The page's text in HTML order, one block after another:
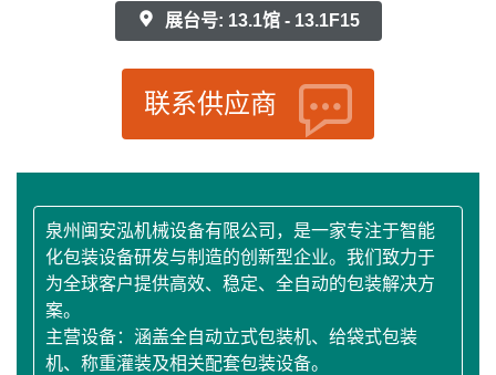
展台号: 13.1馆 - 13.1F15
联系供应商
泉州闽安泓机械设备有限公司，是一家专注于智能
化包装设备研发与制造的创新型企业。我们致力于
为全球客户提供高效、稳定、全自动的包装解决方
案。
主营设备：涵盖全自动立式包装机、给袋式包装
机、称重灌装及相关配套包装设备。